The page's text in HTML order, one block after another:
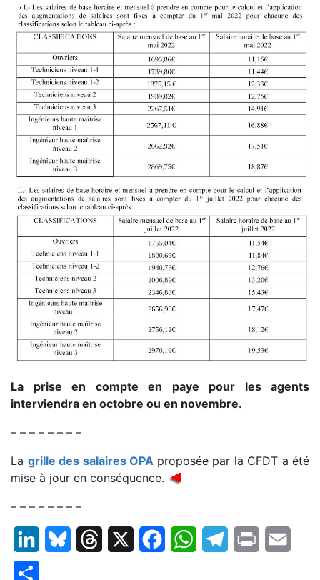
La prise en compte en paye pour les agents
interviendra en octobre ou en novembre.
– – – – – – – –
La grille des salaires OPA proposée par la CFDT a été
mise à jour en conséquence.
– – – – – – – –
LinkedInBluesky Threads FacebookWhatsAppTelegram
Print